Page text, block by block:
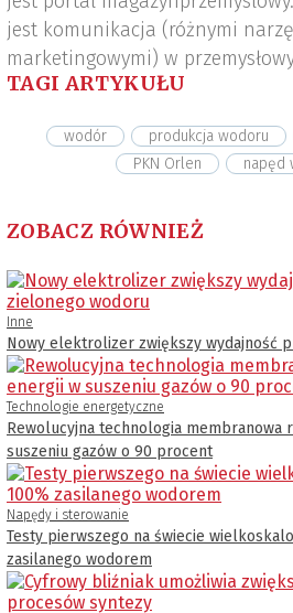
jest komunikacja (różnymi
marketingowymi) w
TAGI ARTYKUŁU
wodór produkcja wodoru
PKN Orlen
napęd
ZOBACZ RÓWNIEŻ
Inne
Nowy elektrolizer zwiększy wydajność
Technologie energetyczne
Rewolucyjna technologia membranowa
suszeniu gazów o 90 procent
Napędy i sterowanie
Testy pierwszego na świecie
zasilanego wodorem